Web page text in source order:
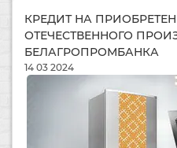
КРЕДИТ НА
ОТЕЧЕСТВЕННОГО
БЕЛАГРОПРОМБАНКА
14 03 2024